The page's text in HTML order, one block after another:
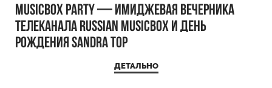
MUSICBOX PARTY — имиджевая вечерника
телеканала RUSSIAN MUSICBOX и день
рождения Sandra Top
ДЕТАЛЬНО